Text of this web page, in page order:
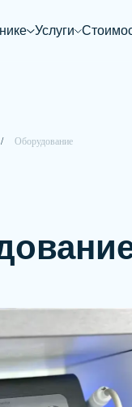
Услуги
/ Оборудование